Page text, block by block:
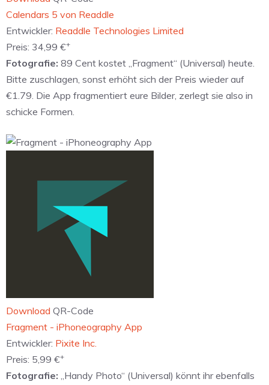
‎Calendars 5 von Readdle
Entwickler: Readdle Technologies Limited
Preis: 34,99 €+
Fotografie: 89 Cent kostet „Fragment“ (Universal) heute.
Bitte zuschlagen, sonst erhöht sich der Preis wieder auf
€1.79. Die App fragmentiert eure Bilder, zerlegt sie also in
schicke Formen.
Download QR-Code
‎Fragment - iPhoneography App
Entwickler: Pixite Inc.
Preis: 5,99 €+
Fotografie: „Handy Photo“ (Universal) könnt ihr ebenfalls